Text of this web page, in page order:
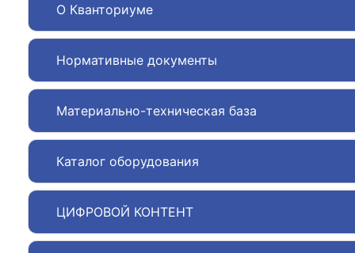
О Кванториуме
Нормативные документы
Материально-техническая база
Каталог оборудования
ЦИФРОВОЙ КОНТЕНТ